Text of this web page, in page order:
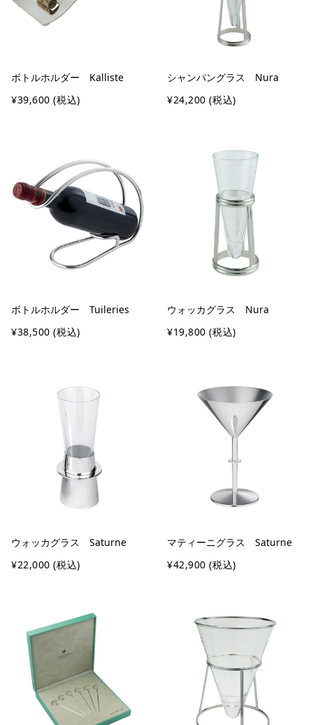
ボトルホルダー Kalliste
¥39,600 (税込)
シャンパングラス Nura
¥24,200 (税込)
ボトルホルダー Tuileries
¥38,500 (税込)
ウォッカグラス Nura
¥19,800 (税込)
ウォッカグラス Saturne
¥22,000 (税込)
マティーニグラス Saturne
¥42,900 (税込)